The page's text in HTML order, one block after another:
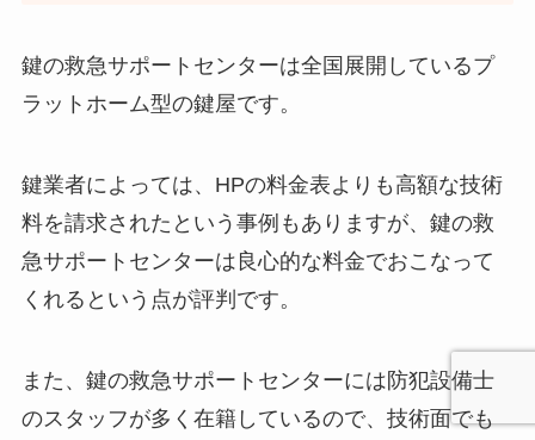
鍵の救急サポートセンターは全国展開しているプ
ラットホーム型の鍵屋です。
鍵業者によっては、HPの料金表よりも高額な技術
料を請求されたという事例もありますが、鍵の救
急サポートセンターは良心的な料金でおこなって
くれるという点が評判です。
また、鍵の救急サポートセンターには防犯設備士
のスタッフが多く在籍しているので、技術面でも